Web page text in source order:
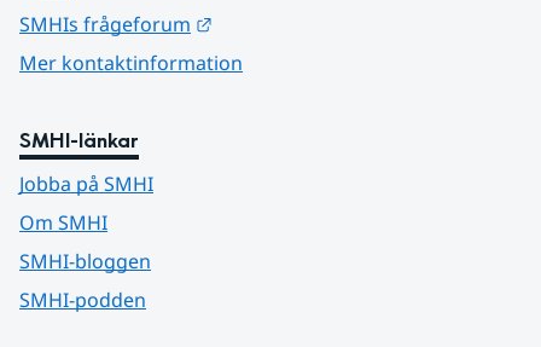
SMHIs frågeforum
Mer kontaktinformation
SMHI-länkar
Jobba på SMHI
Om SMHI
SMHI-bloggen
SMHI-podden